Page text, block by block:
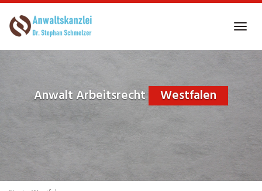
to
Anwalt Arbeitsrecht Westfalen